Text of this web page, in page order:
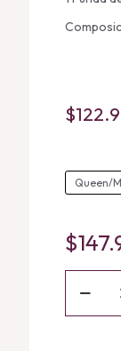
$
Queen/
$
Juego
Love